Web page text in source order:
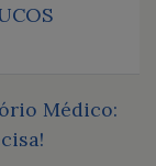
Médico: